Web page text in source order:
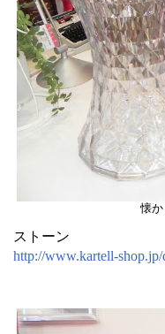
懐
ストーン
http://www.kartell-